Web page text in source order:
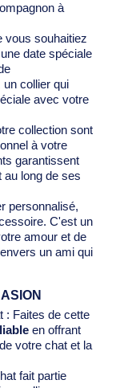
à
vous souhaitiez
date spéciale
collier qui
avec votre
collection sont
à votre
garantissent
au long de ses
personnalisé,
C'est un
amour et de
un ami qui
: Faites de cette
en offrant
votre chat et la
fait partie